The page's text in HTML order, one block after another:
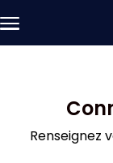
Renseignez